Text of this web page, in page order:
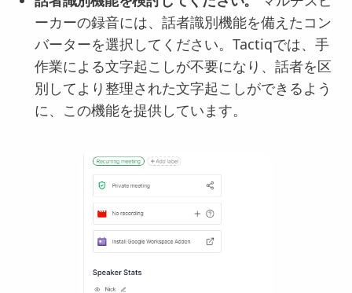
ーカーの録音には、話者識別機能を備えたコン
バーターを選択してください。Tactiqでは、手
作業による文字起こしが不要になり、話者を区
別してより整理された文字起こしができるよう
に、この機能を提供しています。